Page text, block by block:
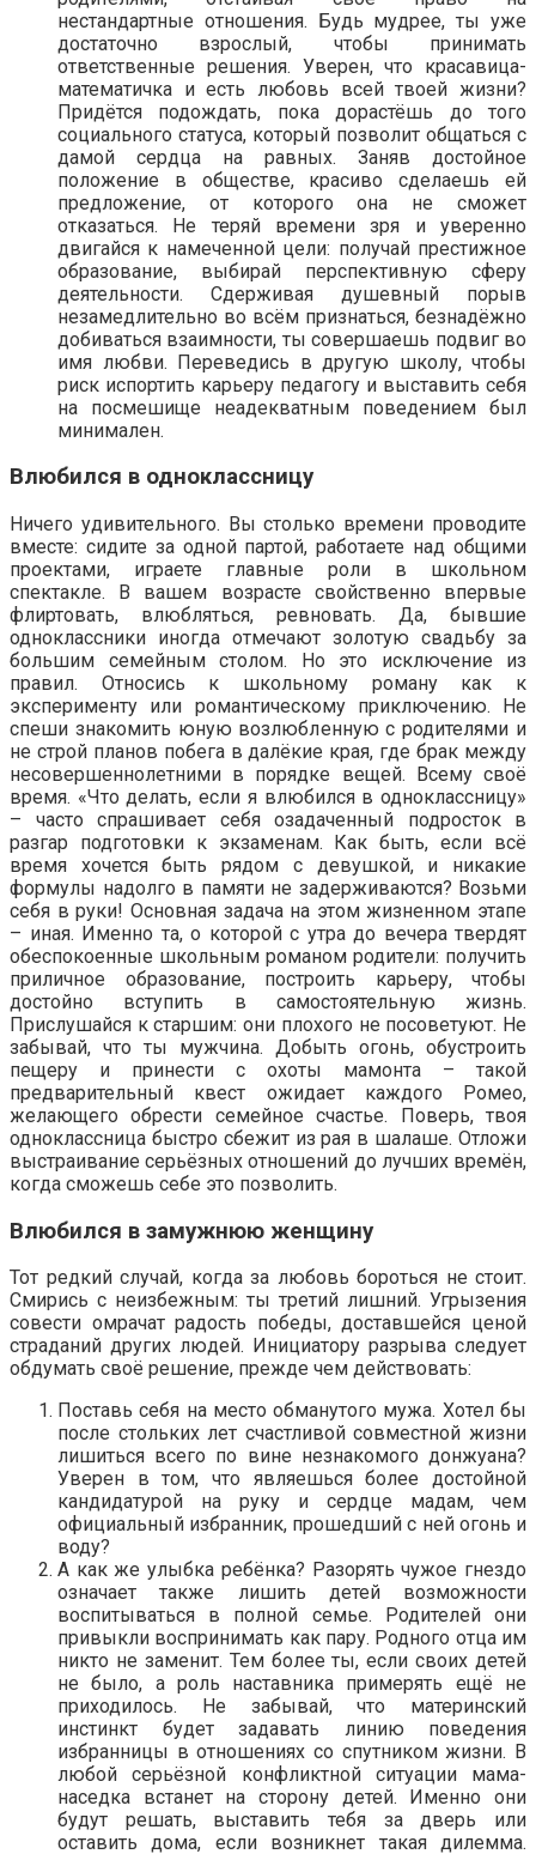
нестандартные отношения. Будь мудрее, ты уже
достаточно взрослый, чтобы принимать
ответственные решения. Уверен, что красавица-
математичка и есть любовь всей твоей жизни?
Придётся подождать, пока дорастёшь до того
социального статуса, который позволит общаться с
дамой сердца на равных. Заняв достойное
положение в обществе, красиво сделаешь ей
предложение, от которого она не сможет
отказаться. Не теряй времени зря и уверенно
двигайся к намеченной цели: получай престижное
образование, выбирай перспективную сферу
деятельности. Сдерживая душевный порыв
незамедлительно во всём признаться, безнадёжно
добиваться взаимности, ты совершаешь подвиг во
имя любви. Переведись в другую школу, чтобы
риск испортить карьеру педагогу и выставить себя
на посмешище неадекватным поведением был
минимален.
Влюбился в одноклассницу
Ничего удивительного. Вы столько времени проводите
вместе: сидите за одной партой, работаете над общими
проектами, играете главные роли в школьном
спектакле. В вашем возрасте свойственно впервые
флиртовать, влюбляться, ревновать. Да, бывшие
одноклассники иногда отмечают золотую свадьбу за
большим семейным столом. Но это исключение из
правил. Относись к школьному роману как к
эксперименту или романтическому приключению. Не
спеши знакомить юную возлюбленную с родителями и
не строй планов побега в далёкие края, где брак между
несовершеннолетними в порядке вещей. Всему своё
время. «Что делать, если я влюбился в одноклассницу»
– часто спрашивает себя озадаченный подросток в
разгар подготовки к экзаменам. Как быть, если всё
время хочется быть рядом с девушкой, и никакие
формулы надолго в памяти не задерживаются? Возьми
себя в руки! Основная задача на этом жизненном этапе
– иная. Именно та, о которой с утра до вечера твердят
обеспокоенные школьным романом родители: получить
приличное образование, построить карьеру, чтобы
достойно вступить в самостоятельную жизнь.
Прислушайся к старшим: они плохого не посоветуют. Не
забывай, что ты мужчина. Добыть огонь, обустроить
пещеру и принести с охоты мамонта – такой
предварительный квест ожидает каждого Ромео,
желающего обрести семейное счастье. Поверь, твоя
одноклассница быстро сбежит из рая в шалаше. Отложи
выстраивание серьёзных отношений до лучших времён,
когда сможешь себе это позволить.
Влюбился в замужнюю женщину
Тот редкий случай, когда за любовь бороться не стоит.
Смирись с неизбежным: ты третий лишний. Угрызения
совести омрачат радость победы, доставшейся ценой
страданий других людей. Инициатору разрыва следует
обдумать своё решение, прежде чем действовать:
Поставь себя на место обманутого мужа. Хотел бы
после стольких лет счастливой совместной жизни
лишиться всего по вине незнакомого донжуана?
Уверен в том, что являешься более достойной
кандидатурой на руку и сердце мадам, чем
официальный избранник, прошедший с ней огонь и
воду?
А как же улыбка ребёнка? Разорять чужое гнездо
означает также лишить детей возможности
воспитываться в полной семье. Родителей они
привыкли воспринимать как пару. Родного отца им
никто не заменит. Тем более ты, если своих детей
не было, а роль наставника примерять ещё не
приходилось. Не забывай, что материнский
инстинкт будет задавать линию поведения
избранницы в отношениях со спутником жизни. В
любой серьёзной конфликтной ситуации мама-
наседка встанет на сторону детей. Именно они
будут решать, выставить тебя за дверь или
оставить дома, если возникнет такая дилемма.